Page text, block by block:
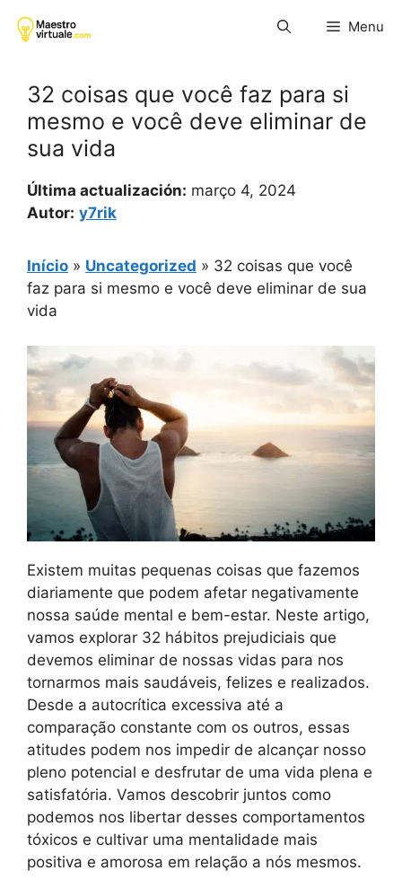
para
Menu
32 coisas que você faz para si
mesmo e você deve eliminar de
sua vida
Última actualización: março 4, 2024
Autor: y7rik
Início » Uncategorized » 32 coisas que você
faz para si mesmo e você deve eliminar de sua
vida
Existem muitas pequenas coisas que fazemos
diariamente que podem afetar negativamente
nossa saúde mental e bem-estar. Neste artigo,
vamos explorar 32 hábitos prejudiciais que
devemos eliminar de nossas vidas para nos
tornarmos mais saudáveis, felizes e realizados.
Desde a autocrítica excessiva até a
comparação constante com os outros, essas
atitudes podem nos impedir de alcançar nosso
pleno potencial e desfrutar de uma vida plena e
satisfatória. Vamos descobrir juntos como
podemos nos libertar desses comportamentos
tóxicos e cultivar uma mentalidade mais
positiva e amorosa em relação a nós mesmos.